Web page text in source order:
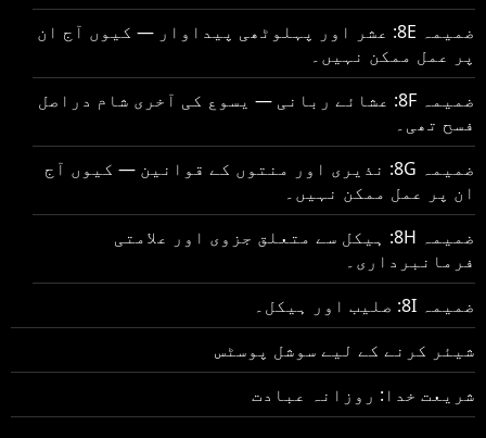
ضمیمہ 8E: عشر اور پہلوٹھی پیداوار — کیوں آج ان
پر عمل ممکن نہیں۔
ضمیمہ 8F: عشائے ربانی — یسوع کی آخری شام دراصل
فسح تھی۔
ضمیمہ 8G: نذیری اور منتوں کے قوانین — کیوں آج
ان پر عمل ممکن نہیں۔
ضمیمہ 8H: ہیکل سے متعلق جزوی اور علامتی
فرمانبرداری۔
ضمیمہ 8I: صلیب اور ہیکل۔
شیئر کرنے کے لیے سوشل پوسٹس
شریعت خدا: روزانہ عبادت